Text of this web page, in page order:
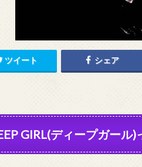
ツイート シェア
GIRL(ディープガール)